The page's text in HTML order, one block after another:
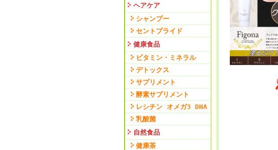
ヘアケア
シャンプー
セントプライド
健康食品
ビタミン・ミネラル
デトックス
サプリメント
酵素サプリメント
レシチン オメガ3 DHA
乳酸菌
自然食品
健康茶